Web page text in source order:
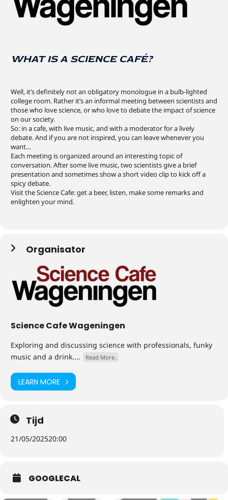
WHAT IS A SCIENCE CAFÉ?
Well, it’s definitely not an obligatory monologue in a bulb-lighted
college room. Rather it’s an informal meeting between scientists and
those who love science, or who love to debate the impact of science
on our society.
So: in a cafe, with live music, and with a moderator for a lively
debate. And if you are not inspired, you can leave whenever you
want…
Each meeting is organized around an interesting topic of
conversation. After some live music, two scientists give a brief
presentation and sometimes show a short video clip to kick off a
spicy debate.
Visit the Science Cafe: get a beer, listen, make some remarks and
enlighten your mind.
Organisator
Science Cafe Wageningen
Exploring and discussing science with professionals, funky
music and a drink....
Read More.
LEARN MORE
Tijd
21/05/202520:00
GOOGLECAL